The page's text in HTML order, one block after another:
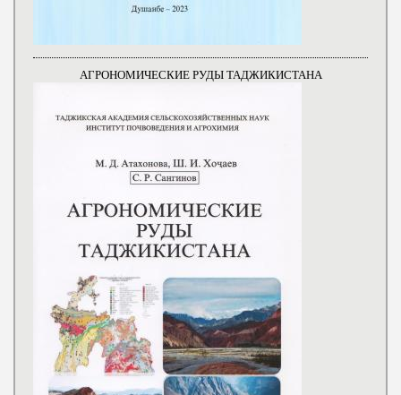
АГРОНОМИЧЕСКИЕ РУДЫ ТАДЖИКИСТАНА